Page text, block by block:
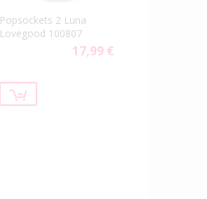
Popsockets 2 Luna
Lovegood 100807
17,99 €